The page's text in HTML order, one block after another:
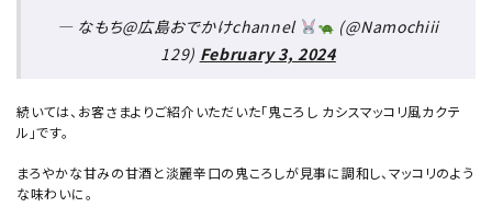
円 ～ 円
検索
— なもち@広島おでかけchannel
(@Namochiii
129) February 3, 2024
続いては、お客さまよりご紹介いただいた「鬼ころし カシスマッコリ風カクテ
ル」です。
まろやかな甘みの甘酒と淡麗辛口の鬼ころしが見事に調和し、マッコリのよう
な味わいに。